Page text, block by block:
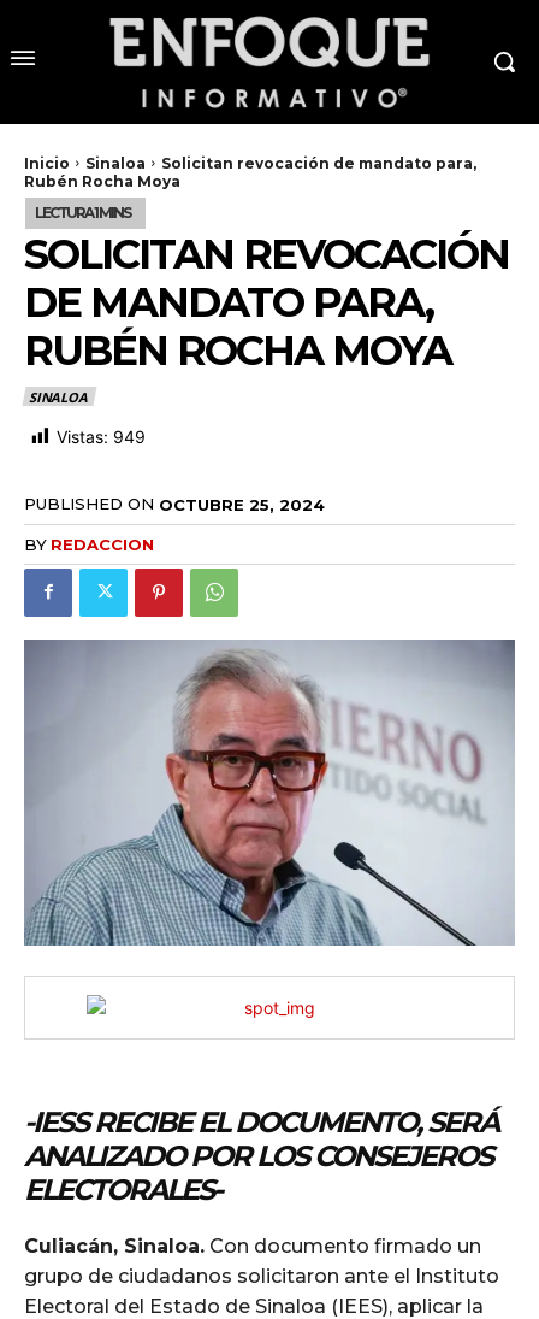
Inicio Sinaloa
Solicitan revocación de mandato para,
Rubén Rocha Moya
SOLICITAN REVOCACIÓN
DE MANDATO PARA,
RUBÉN ROCHA MOYA
SINALOA
Vistas: 949
PUBLISHED ON OCTUBRE 25, 2024
BY REDACCION
-IESS RECIBE EL DOCUMENTO, SERÁ
ANALIZADO POR LOS CONSEJEROS
ELECTORALES-
Culiacán, Sinaloa. Con documento firmado un
grupo de ciudadanos solicitaron ante el Instituto
Electoral del Estado de Sinaloa (IEES), aplicar la